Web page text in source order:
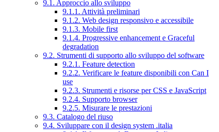
9.1. Approccio allo sviluppo
9.1.1. Attività preliminari
9.1.2. Web design responsivo e accessibile
9.1.3. Mobile first
9.1.4. Progressive enhancement e Graceful
degradation
9.2. Strumenti di supporto allo sviluppo del software
9.2.1. Feature detection
9.2.2. Verificare le feature disponibili con Can I
use
9.2.3. Strumenti e risorse per CSS e JavaScript
9.2.4. Supporto browser
9.2.5. Misurare le prestazioni
9.3. Catalogo del riuso
9.4. Sviluppare con il design system .italia